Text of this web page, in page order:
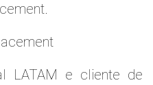
LATAM e cliente de